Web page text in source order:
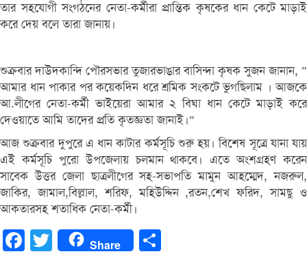
তার সহযোগী সংগঠনের নেতা-কর্মীরা প্রান্তিক কৃষকের ধান কেটে মাড়াই
করে দেয় বলে তারা জানায়।
শুক্রবার দাউদকান্দি পৌরসভার তুজারভাঙার বাসিন্দা কৃষক সুজন জানান, ”
আমার ধান পাকার পর কয়েকদিন ধরে শ্রমিক সংকটে ভুগছিলাম । আজকে
আ.লীগের নেতা-কর্মী ভাইয়েরা আমার ২ বিঘা ধান কেটে মাড়াই করে
দেওয়াতে আমি তাদের প্রতি কৃতজ্ঞতা জানাই।”
আজ শুক্রবার দুপুরে এ ধান কাটার কর্মসূচি শুরু হয়। বিশেষ সূত্রে যানা যায়
এই কর্মসূচি পুরো উপজেলায় চলমান থাকবে। এতে অংশগ্রহণ করেন
সাবেক উত্তর জেলা ছাত্রলীগের সহ-সভাপতি মামুন আহম্মেদ, নজরুল,
জাকির, জামাল,বিল্লাল, শরিফ, মহিউদ্দিন ,রতন,শেখ ফরিদ, সামছু ও
আকতারসহ শতাধিক নেতা-কর্মী।
FacebookTwitter Share